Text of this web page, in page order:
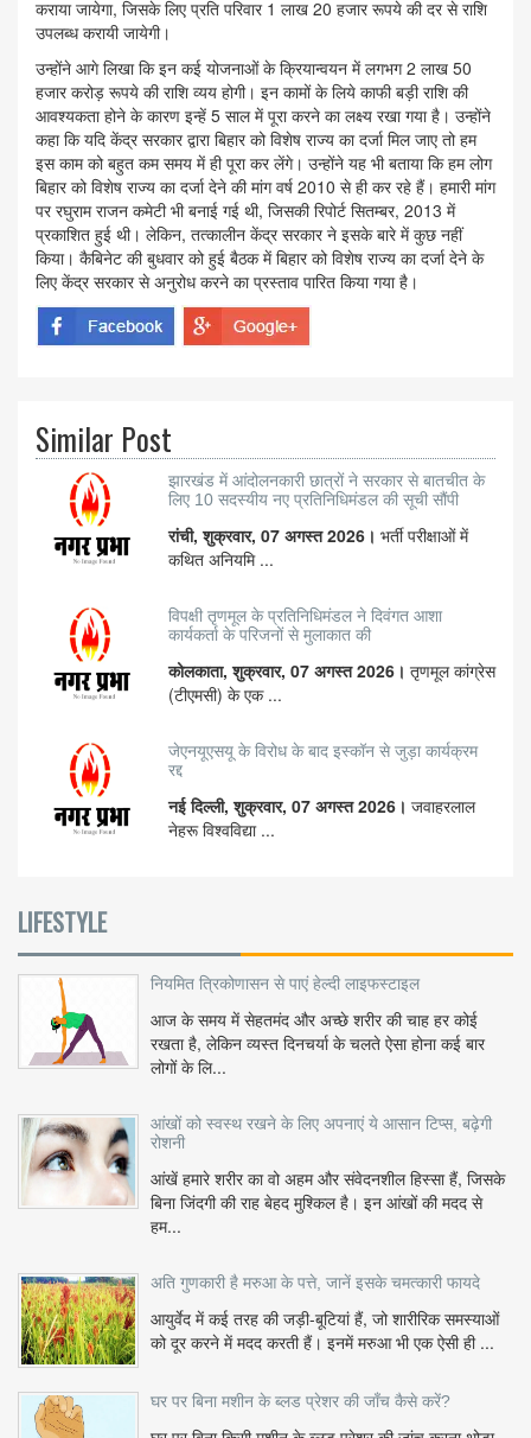
कराया जायेगा, जिसके लिए प्रति परिवार 1 लाख 20 हजार रूपये की दर से राशि
उपलब्ध करायी जायेगी।
उन्होंने आगे लिखा कि इन कई योजनाओं के क्रियान्वयन में लगभग 2 लाख 50
हजार करोड़ रूपये की राशि व्यय होगी। इन कामों के लिये काफी बड़ी राशि की
आवश्यकता होने के कारण इन्हें 5 साल में पूरा करने का लक्ष्य रखा गया है। उन्होंने
कहा कि यदि केंद्र सरकार द्वारा बिहार को विशेष राज्य का दर्जा मिल जाए तो हम
इस काम को बहुत कम समय में ही पूरा कर लेंगे। उन्होंने यह भी बताया कि हम लोग
बिहार को विशेष राज्य का दर्जा देने की मांग वर्ष 2010 से ही कर रहे हैं। हमारी मांग
पर रघुराम राजन कमेटी भी बनाई गई थी, जिसकी रिपोर्ट सितम्बर, 2013 में
प्रकाशित हुई थी। लेकिन, तत्कालीन केंद्र सरकार ने इसके बारे में कुछ नहीं
किया। कैबिनेट की बुधवार को हुई बैठक में बिहार को विशेष राज्य का दर्जा देने के
लिए केंद्र सरकार से अनुरोध करने का प्रस्ताव पारित किया गया है।
Similar Post
झारखंड में आंदोलनकारी छात्रों ने सरकार से बातचीत के
लिए 10 सदस्यीय नए प्रतिनिधिमंडल की सूची सौंपी
रांची, शुक्रवार, 07 अगस्त 2026। भर्ती परीक्षाओं में
कथित अनियमि ...
विपक्षी तृणमूल के प्रतिनिधिमंडल ने दिवंगत आशा
कार्यकर्ता के परिजनों से मुलाकात की
कोलकाता, शुक्रवार, 07 अगस्त 2026। तृणमूल कांग्रेस
(टीएमसी) के एक ...
जेएनयूएसयू के विरोध के बाद इस्कॉन से जुड़ा कार्यक्रम
रद्द
नई दिल्ली, शुक्रवार, 07 अगस्त 2026। जवाहरलाल
नेहरू विश्वविद्या ...
LIFESTYLE
नियमित त्रिकोणासन से पाएं हेल्दी लाइफस्टाइल
आज के समय में सेहतमंद और अच्छे शरीर की चाह हर कोई
रखता है, लेकिन व्यस्त दिनचर्या के चलते ऐसा होना कई बार
लोगों के लि...
आंखों को स्वस्थ रखने के लिए अपनाएं ये आसान टिप्स, बढ़ेगी
रोशनी
आंखें हमारे शरीर का वो अहम और संवेदनशील हिस्सा हैं, जिसके
बिना जिंदगी की राह बेहद मुश्किल है। इन आंखों की मदद से
हम...
अति गुणकारी है मरुआ के पत्ते, जानें इसके चमत्कारी फायदे
आयुर्वेद में कई तरह की जड़ी-बूटियां हैं, जो शारीरिक समस्याओं
को दूर करने में मदद करती हैं। इनमें मरुआ भी एक ऐसी ही ...
घर पर बिना मशीन के ब्लड प्रेशर की जाँच कैसे करें?